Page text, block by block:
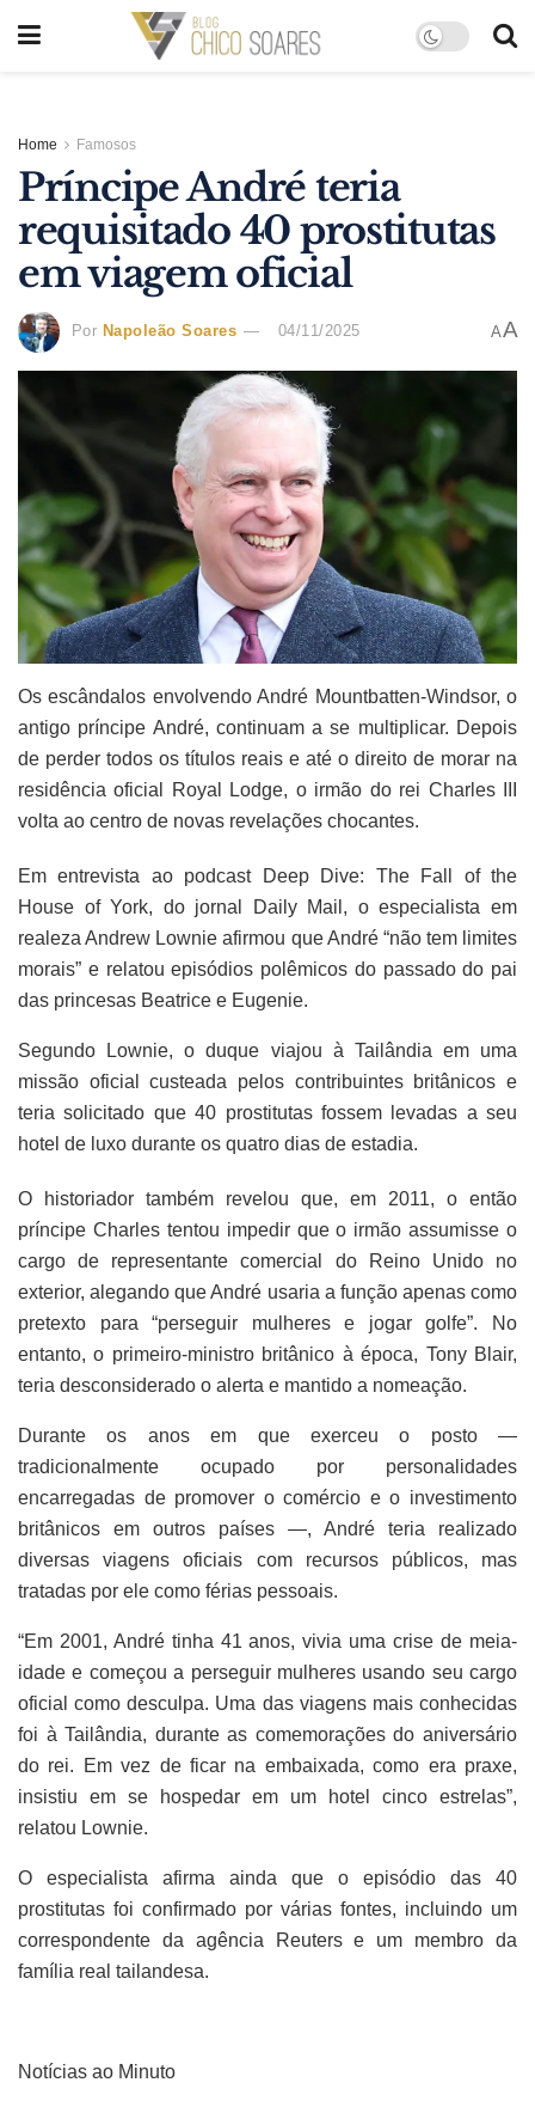
Home Famosos
Príncipe André teria
requisitado 40 prostitutas
em viagem oficial
Por Napoleão Soares 04/11/2025 AA
Os escândalos envolvendo André Mountbatten-Windsor, o
antigo príncipe André, continuam a se multiplicar. Depois
de perder todos os títulos reais e até o direito de morar na
residência oficial Royal Lodge, o irmão do rei Charles III
volta ao centro de novas revelações chocantes.
Em entrevista ao podcast Deep Dive: The Fall of the
House of York, do jornal Daily Mail, o especialista em
realeza Andrew Lownie afirmou que André “não tem limites
morais” e relatou episódios polêmicos do passado do pai
das princesas Beatrice e Eugenie.
Segundo Lownie, o duque viajou à Tailândia em uma
missão oficial custeada pelos contribuintes britânicos e
teria solicitado que 40 prostitutas fossem levadas a seu
hotel de luxo durante os quatro dias de estadia.
O historiador também revelou que, em 2011, o então
príncipe Charles tentou impedir que o irmão assumisse o
cargo de representante comercial do Reino Unido no
exterior, alegando que André usaria a função apenas como
pretexto para “perseguir mulheres e jogar golfe”. No
entanto, o primeiro-ministro britânico à época, Tony Blair,
teria desconsiderado o alerta e mantido a nomeação.
Durante os anos em que exerceu o posto —
tradicionalmente ocupado por personalidades
encarregadas de promover o comércio e o investimento
britânicos em outros países —, André teria realizado
diversas viagens oficiais com recursos públicos, mas
tratadas por ele como férias pessoais.
“Em 2001, André tinha 41 anos, vivia uma crise de meia-
idade e começou a perseguir mulheres usando seu cargo
oficial como desculpa. Uma das viagens mais conhecidas
foi à Tailândia, durante as comemorações do aniversário
do rei. Em vez de ficar na embaixada, como era praxe,
insistiu em se hospedar em um hotel cinco estrelas”,
relatou Lownie.
O especialista afirma ainda que o episódio das 40
prostitutas foi confirmado por várias fontes, incluindo um
correspondente da agência Reuters e um membro da
família real tailandesa.
Notícias ao Minuto